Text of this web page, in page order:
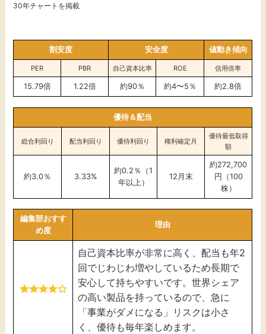
30年チャートを掲載
割安度 安全度 値動き傾向
PER PBR 自己資本比率 ROE 信用倍率
15.79倍 1.22倍 約90％ 約4〜5％ 約2.8倍
優待＆配当
総合利回り 配当利回り 優待利回り 権利確定月
優待最低取得
額
約3.0％ 3.33%
約0.2％（1
年以上）
12月末
約272,700
円（100
株）
編集部おすす
め度
理由
自己資本比率が非常に高く、配当も年2
回でじわじわ増やしているため長期で
安心して持ちやすいです。世界シェア
の高い製品を持っているので、急に
「事業がダメになる」リスクは小さ
く、優待も毎年楽しめます。